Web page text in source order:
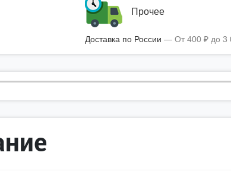
Прочее
Доставка по России От 400 ₽ до 3